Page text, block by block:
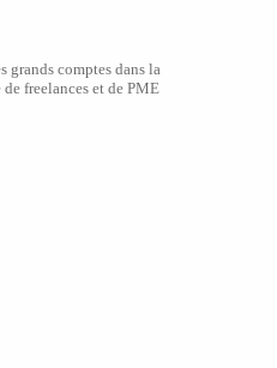
grands comptes dans la
freelances et de PME